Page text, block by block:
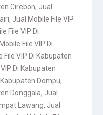
Cirebon, Jual
, Jual Mobile File VIP
File VIP Di
File VIP Di
File VIP Di Kabupaten
Di Kabupaten
Dompu,
Donggala, Jual
Lawang, Jual